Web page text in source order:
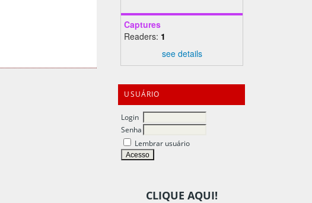
Captures
Readers: 1
see details
USUÁRIO
Login
Senha
Lembrar usuário
CLIQUE AQUI!